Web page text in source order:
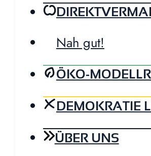
Nah gut!
ÖKO-
DEMOKRATIE
ÜBER UNS